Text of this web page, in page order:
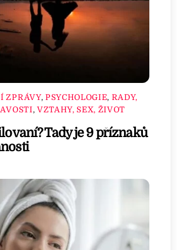
ZPRÁVY, PSYCHOLOGIE, RADY,
, VZTAHY, SEX, ŽIVOT
Tady je 9 příznaků